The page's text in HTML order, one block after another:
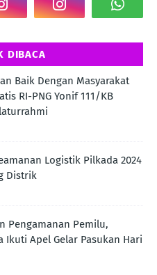
DIBACA
Baik Dengan Masyarakat
RI-PNG Yonif 111/KB
Logistik Pilkada 2024
Distrik
Pengamanan Pemilu,
Ikuti Apel Gelar Pasukan Hari